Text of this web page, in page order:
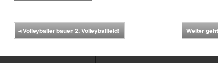
◂Volleyballer bauen 2. Volleyballfeld! Weiter